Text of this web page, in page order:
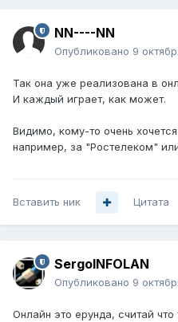
NN----NN
Опубликовано 9
Так она уже реализована в
И каждый играет, как может.
Видимо, кому-то очень
например, за "Ростелеком"
Вставить ник Цитата
SergoINFOLAN
Опубликовано 9
Онлайн это ерунда, считай